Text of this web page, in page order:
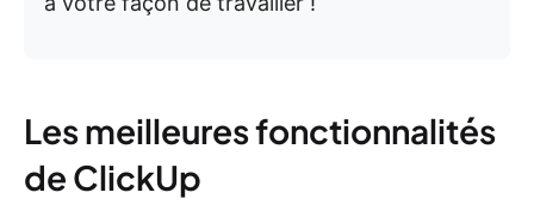
Les meilleures fonctionnalités
de ClickUp